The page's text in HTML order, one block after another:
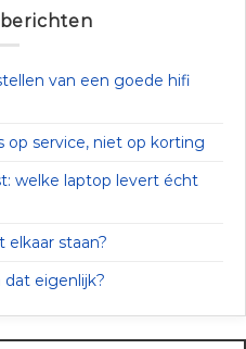
van een goede hifi
op service, niet op korting
welke laptop levert écht
staan?
dat eigenlijk?